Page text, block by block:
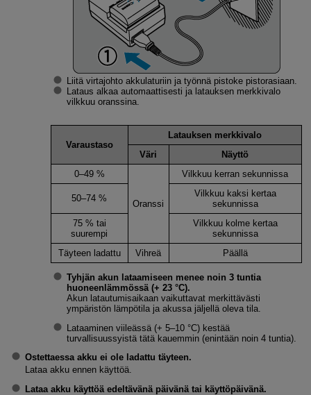
Liitä virtajohto akkulaturiin ja työnnä pistoke pistorasiaan.
Lataus alkaa automaattisesti ja latauksen merkkivalo
vilkkuu oranssina.
Varaustaso
Latauksen merkkivalo
Väri
Näyttö
0–49 %
Oranssi
Vilkkuu kerran sekunnissa
50–74 %
Vilkkuu kaksi kertaa
sekunnissa
75 % tai
suurempi
Vilkkuu kolme kertaa
sekunnissa
Täyteen ladattu
Vihreä Päällä
Tyhjän akun lataamiseen menee noin 3 tuntia
huoneenlämmössä (+ 23 °C).
Akun latautumisaikaan vaikuttavat merkittävästi
ympäristön lämpötila ja akussa jäljellä oleva tila.
Lataaminen viileässä (+ 5–10 °C) kestää
turvallisuussyistä tätä kauemmin (enintään noin 4 tuntia).
Ostettaessa akku ei ole ladattu täyteen.
Lataa akku ennen käyttöä.
Lataa akku käyttöä edeltävänä päivänä tai käyttöpäivänä.